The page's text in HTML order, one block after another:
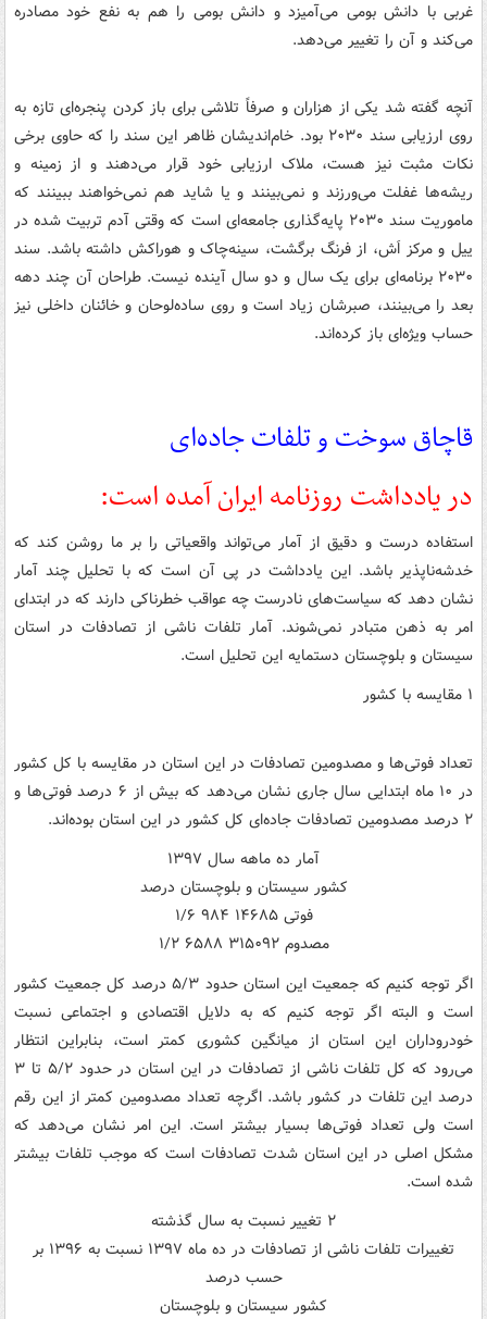
غربی با دانش بومی می‌آمیزد و دانش بومی را هم به نفع خود مصادره
می‌کند و آن را تغییر می‌دهد.
آنچه گفته شد یکی از هزاران و صرفاً تلاشی برای باز کردن پنجره‌ای تازه به
روی ارزیابی سند ۲۰۳۰ بود. خام‌اندیشان ظاهر این سند را که حاوی برخی
نکات مثبت نیز هست، ملاک ارزیابی خود قرار می‌دهند و از زمینه و
ریشه‌ها غفلت می‌ورزند و نمی‌بینند و یا شاید هم نمی‌خواهند ببینند که
ماموریت سند ۲۰۳۰ پایه‌گذاری جامعه‌ای است که وقتی آدم تربیت شده در
ییل و مرکز اَش، از فرنگ برگشت، سینه‌چاک و هوراکش داشته باشد. سند
۲۰۳۰ برنامه‌ای برای یک سال و دو سال آینده نیست. طراحان آن چند دهه
بعد را می‌بینند، صبرشان زیاد است و روی ساده‌لوحان و خائنان داخلی نیز
حساب ویژه‌ای باز کرده‌اند.
قاچاق سوخت و تلفات جاده‌ای
در یادداشت روزنامه ایران آمده است:
استفاده درست و دقیق از آمار می‌تواند واقعیاتی را بر ما روشن کند که
خدشه‌ناپذیر باشد. این یادداشت در پی آن است که با تحلیل چند آمار
نشان دهد که سیاست‌های نادرست چه عواقب خطرناکی دارند که در ابتدای
امر به ذهن متبادر نمی‌شوند. آمار تلفات ناشی از تصادفات در استان
سیستان و بلوچستان دستمایه این تحلیل است.
۱ مقایسه با کشور
تعداد فوتی‌ها و مصدومین تصادفات در این استان در مقایسه با کل کشور
در ۱۰ ماه ابتدایی سال جاری نشان می‌دهد که بیش از ۶ درصد فوتی‌ها و
۲ درصد مصدومین تصادفات جاده‌ای کل کشور در این استان بوده‌اند.
آمار ده ماهه سال ۱۳۹۷
کشور سیستان و بلوچستان درصد
فوتی ۱۴۶۸۵ ۹۸۴ ۱/۶
مصدوم ۳۱۵۰۹۲ ۶۵۸۸ ۱/۲
اگر توجه کنیم که جمعیت این استان حدود ۵/۳ درصد کل جمعیت کشور
است و البته اگر توجه کنیم که به دلایل اقتصادی و اجتماعی نسبت
خودروداران این استان از میانگین کشوری کمتر است، بنابراین انتظار
می‌رود که کل تلفات ناشی از تصادفات در این استان در حدود ۵/۲ تا ۳
درصد این تلفات در کشور باشد. اگرچه تعداد مصدومین کمتر از این رقم
است ولی تعداد فوتی‌ها بسیار بیشتر است. این امر نشان می‌دهد که
مشکل اصلی در این استان شدت تصادفات است که موجب تلفات بیشتر
شده است.
۲ تغییر نسبت به سال گذشته
تغییرات تلفات ناشی از تصادفات در ده ماه ۱۳۹۷ نسبت به ۱۳۹۶ بر
حسب درصد
کشور سیستان و بلوچستان